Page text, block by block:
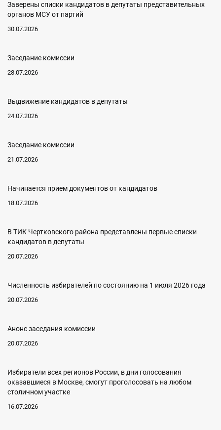
Заверены списки кандидатов в депутаты представительных
органов МСУ от партий
30.07.2026
Заседание комиссии
28.07.2026
Выдвижение кандидатов в депутаты
24.07.2026
Заседание комиссии
21.07.2026
Начинается прием документов от кандидатов
18.07.2026
В ТИК Чертковского района представлены первые списки
кандидатов в депутаты
20.07.2026
Численность избирателей по состоянию на 1 июля 2026 года
20.07.2026
Анонс заседания комиссии
20.07.2026
Избиратели всех регионов России, в дни голосования
оказавшиеся в Москве, смогут проголосовать на любом
столичном участке
16.07.2026